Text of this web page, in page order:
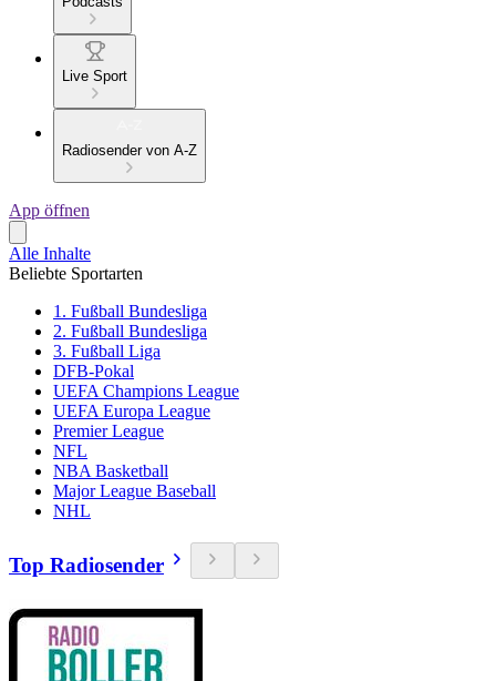
Live Sport
Radiosender von A-Z
App öffnen
Alle Inhalte
Beliebte Sportarten
1. Fußball Bundesliga
2. Fußball Bundesliga
3. Fußball Liga
DFB-Pokal
UEFA Champions League
UEFA Europa League
Premier League
NFL
NBA Basketball
Major League Baseball
NHL
Top Radiosender